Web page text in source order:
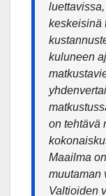
keskeisinä
kuluneen
on tehtävä
Maailma
muutaman
Valtioiden